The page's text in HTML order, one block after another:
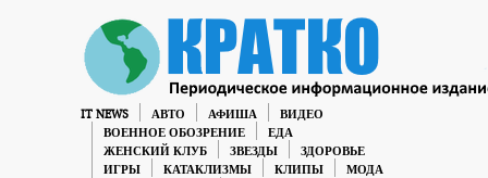
IT NEWS АВТО АФИША
ВИДЕО
ВОЕННОЕ ОБОЗРЕНИЕ
ЕДА
ЖЕНСКИЙ КЛУБ
ЗВЕЗДЫ
ЗДОРОВЬЕ
ИГРЫ
КАТАКЛИЗМЫ КЛИПЫ
МОДА